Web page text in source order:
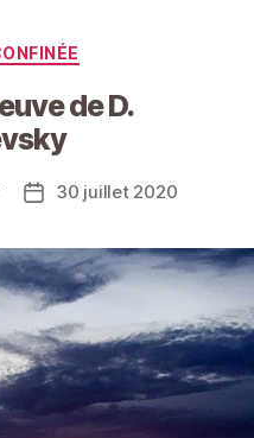
de D.
Date
l’article
30 juillet 2020